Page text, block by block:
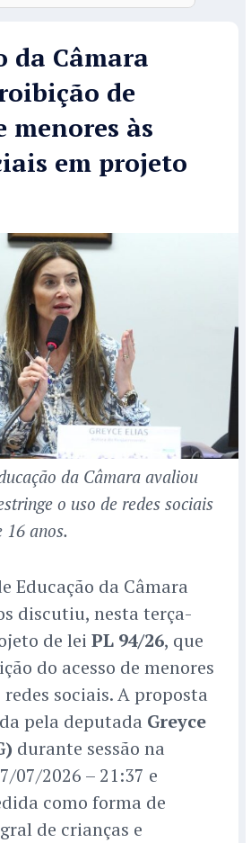
da Câmara
de
menores às
em projeto
da Câmara avaliou
o uso de redes sociais
16 anos.
Educação da Câmara
discutiu, nesta terça-
de lei PL 94/26, que
do acesso de menores
redes sociais. A proposta
pela deputada Greyce
durante sessão na
07/2026 – 21:37 e
como forma de
de crianças e